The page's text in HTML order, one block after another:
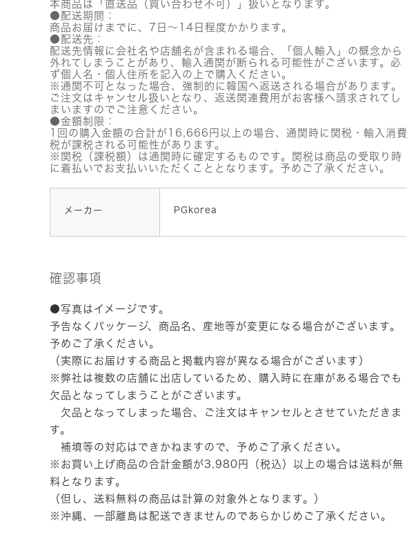
本商品は「直送品（買い合わせ不可）」扱いとなります。
●配送期間：
商品お届けまでに、7日～14日程度かかります。
●配送先：
配送先情報に会社名や店舗名が含まれる場合、「個人輸入」の概念から
外れてしまうことがあり、輸入通関が断られる可能性がございます。必
ず個人名・個人住所を記入の上で購入ください。
※通関不可となった場合、強制的に韓国へ返送される場合があります。
ご注文はキャンセル扱いとなり、返送関連費用がお客様へ請求されてし
まいますのでご注意ください。
●金額制限：
1回の購入金額の合計が16,666円以上の場合、通関時に関税・輸入消費
税が課税される可能性があります。
※関税（課税額）は通関時に確定するものです。関税は商品の受取り時
に着払いでお支払いいただくこととなります。予めご了承ください。
メーカー PGkorea
確認事項
●写真はイメージです。
予告なくパッケージ、商品名、産地等が変更になる場合がございます。
予めご了承ください。
（実際にお届けする商品と掲載内容が異なる場合がございます）
※弊社は複数の店舗に出店しているため、購入時に在庫がある場合でも
欠品となってしまうことがございます。
欠品となってしまった場合、ご注文はキャンセルとさせていただきま
す。
補填等の対応はできかねますので、予めご了承ください。
※お買い上げ商品の合計金額が3,980円（税込）以上の場合は送料が無
料となります。
（但し、送料無料の商品は計算の対象外となります。）
※沖縄、一部離島は配送できませんのであらかじめご了承ください。